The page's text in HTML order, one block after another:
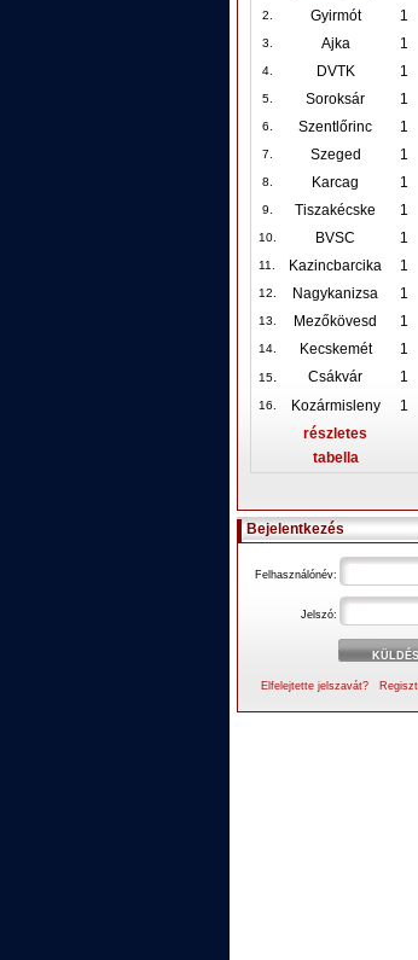
2. Gyirmót 1
3. Ajka 1
4. DVTK 1
5. Soroksár 1
6. Szentlőrinc 1
7. Szeged 1
8. Karcag 1
9. Tiszakécske 1
10. BVSC 1
11. Kazincbarcika 1
12. Nagykanizsa 1
13. Mezőkövesd 1
14. Kecskemét 1
15. Csákvár 1
16. Kozármisleny 1
részletes
tabella
Bejelentkezés
Felhasználónév:
Jelszó:
Elfelejtette jelszavát?